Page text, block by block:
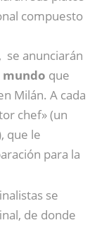
compuesto
se anunciarán
mundo que
Milán. A cada
chef» (un
que le
para la
se
de donde